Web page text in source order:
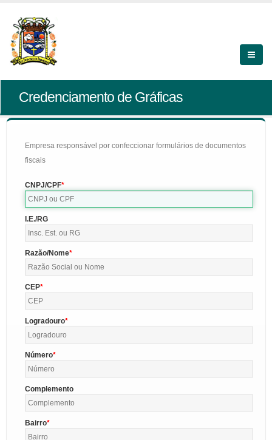
Credenciamento de Gráficas
Empresa responsável por confeccionar formulários de documentos
fiscais
CNPJ/CPF
I.E./RG
Razão/Nome
CEP
Logradouro
Número
Complemento
Bairro